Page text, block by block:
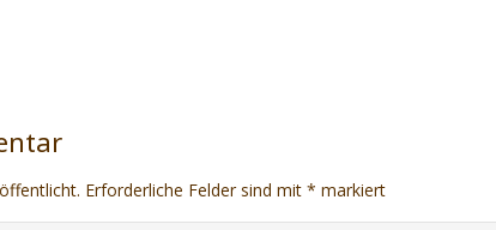
Erforderliche Felder sind mit * markiert